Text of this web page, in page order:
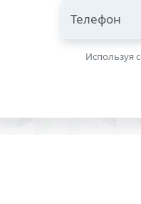
Телефон
Используя